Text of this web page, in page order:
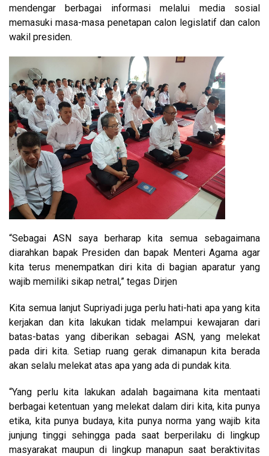
mendengar berbagai informasi melalui media sosial
memasuki masa-masa penetapan calon legislatif dan calon
wakil presiden.
“Sebagai ASN saya berharap kita semua sebagaimana
diarahkan bapak Presiden dan bapak Menteri Agama agar
kita terus menempatkan diri kita di bagian aparatur yang
wajib memiliki sikap netral,” tegas Dirjen
Kita semua lanjut Supriyadi juga perlu hati-hati apa yang kita
kerjakan dan kita lakukan tidak melampui kewajaran dari
batas-batas yang diberikan sebagai ASN, yang melekat
pada diri kita. Setiap ruang gerak dimanapun kita berada
akan selalu melekat atas apa yang ada di pundak kita.
“Yang perlu kita lakukan adalah bagaimana kita mentaati
berbagai ketentuan yang melekat dalam diri kita, kita punya
etika, kita punya budaya, kita punya norma yang wajib kita
junjung tinggi sehingga pada saat berperilaku di lingkup
masyarakat maupun di lingkup manapun saat beraktivitas